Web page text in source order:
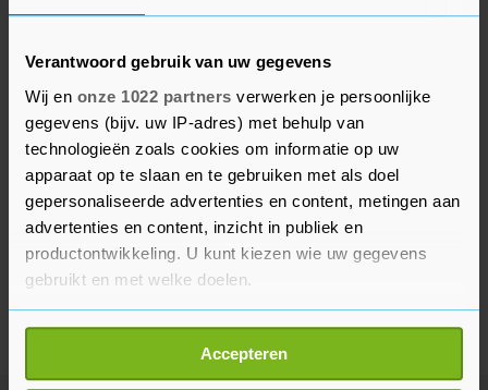
Verantwoord gebruik van uw gegevens
Wij en onze 1022 partners verwerken je persoonlijke
gegevens (bijv. uw IP-adres) met behulp van
technologieën zoals cookies om informatie op uw
apparaat op te slaan en te gebruiken met als doel
gepersonaliseerde advertenties en content, metingen aan
advertenties en content, inzicht in publiek en
productontwikkeling. U kunt kiezen wie uw gegevens
gebruikt en met welke doelen.
Als u het toestaat, willen we ook graag:
Informatie verzamelen over uw geografische
Accepteren